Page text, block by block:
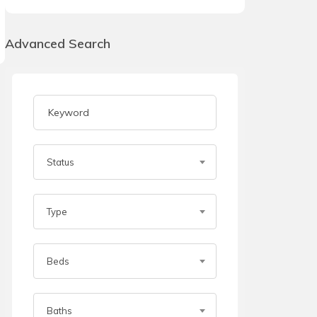
Advanced Search
Status
Type
Beds
Baths